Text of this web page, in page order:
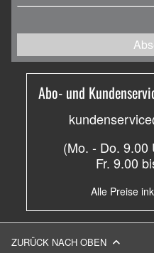
Abo- und
(Mo. - Do. 9.00
Fr. 9.00
Alle Preise
ZURÜCK NACH OBEN